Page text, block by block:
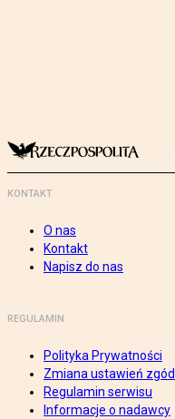
KONTAKT
O nas
Kontakt
Napisz do nas
REGULAMIN
Polityka Prywatności
Zmiana ustawień zgód
Regulamin serwisu
Informacje o nadawcy